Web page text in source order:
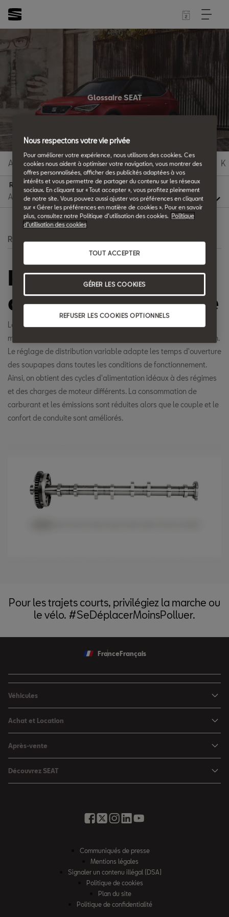
Glossaire SEAT
Tous les détails.
A B C D E F G H I J K
R
Recherche
Réglage de
distribution variable
Lorsqu'il tourne, l'arbre à cames actionne les soupapes au bon
moment et dans le bon ordre pour piloter le cycle d’alimentation.
Le réglage de distribution variable adapte les temps d'ouverture
des soupapes dans toutes les conditions de fonctionnement.
Ainsi, on obtient des cycles d'alimentation idéaux à des régimes
et des charges de moteur différents. La consommation de
carburant et les émissions sont réduites alors que le couple et le
confort de conduite sont améliorés.
Pour les trajets courts, privilégiez la marche ou
le vélo. #SeDéplacerMoinsPolluer.
France Français
Véhicules
Nouvelle Arona
Leon 5 portes
Leon Sportstourer
Ateca
Achat et Location
Nos offres du moment
Nos SEAT neuves en stock
Après-vente
Services en ligne SEAT CONNECT
Rappel des airbags Takata
Contrat d'entretien SEAT
Nos offres entretien
Découvrez SEAT
Glossaire des termes auto
Règlement européen sur les données
Communiqués de presse
Mentions légales
Signaler un contenu illégal (DSA)
Politique de cookies
Plan du site
Politique de confidentialité
Nous respectons votre vie privée
Pour améliorer votre expérience, nous utilisons des cookies. Ces
cookies nous aident à optimiser votre navigation, vous montrer des
offres personnalisées, afficher des publicités adaptées à vos
intérêts et vous permettre de partager du contenu sur les réseaux
sociaux. En cliquant sur « Tout accepter », vous profitez pleinement
de notre site. Vous pouvez aussi ajuster vos préférences en cliquant
sur « Gérer les préférences en matière de cookies ». Pour en savoir
plus, consultez notre Politique d’utilisation des cookies.
Politique
d’utilisation des cookies
REFUSER LES COOKIES OPTIONNELS
TOUT ACCEPTER
GÉRER LES COOKIES